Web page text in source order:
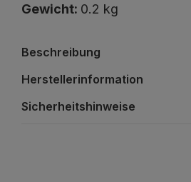
Gewicht: 0.2 kg
Beschreibung
Herstellerinformation
Sicherheitshinweise